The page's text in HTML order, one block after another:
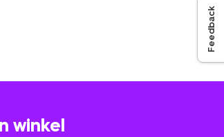
winkel
Feedback